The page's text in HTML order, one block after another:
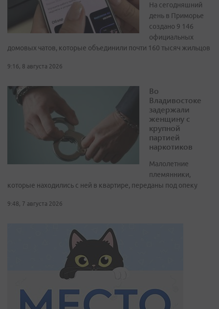
На сегодняшний
день в Приморье
создано 9 146
официальных
домовых чатов, которые объединили почти 160 тысяч жильцов
9:16, 8 августа 2026
Во
Владивостоке
задержали
женщину с
крупной
партией
наркотиков
Малолетние
племянники,
которые находились с ней в квартире, переданы под опеку
9:48, 7 августа 2026